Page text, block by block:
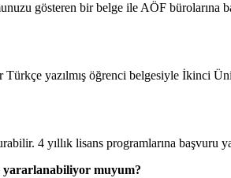
gösteren bir belge ile AÖF bürolarına
yazılmış öğrenci belgesiyle İkinci
4 yıllık lisans programlarına başvuru
yararlanabiliyor muyum?